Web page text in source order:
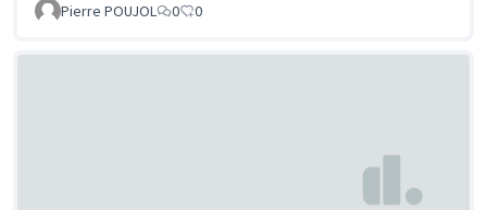
Pierre POUJOL
0 0